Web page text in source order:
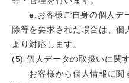
e.お客様ご自身の個人デ
除等を要求された場合は、
より対応します。
(5) 個人データの取扱いに関
お客様から個人情報に関